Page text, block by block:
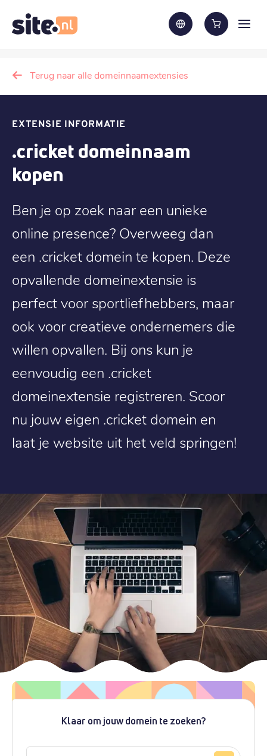
Terug naar alle domeinnaamextensies
EXTENSIE INFORMATIE
.cricket domeinnaam
kopen
Ben je op zoek naar een unieke
online presence? Overweeg dan
een .cricket domein te kopen. Deze
opvallende domeinextensie is
perfect voor sportliefhebbers, maar
ook voor creatieve ondernemers die
willen opvallen. Bij ons kun je
eenvoudig een .cricket
domeinextensie registreren. Scoor
nu jouw eigen .cricket domein en
laat je website uit het veld springen!
Klaar om jouw domein te zoeken?